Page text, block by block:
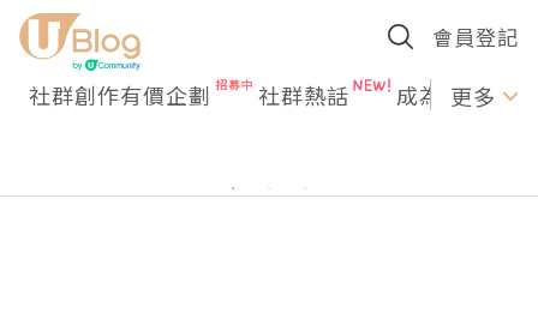
會員登記
社群創作有價企劃 社群熱話 成為U更多